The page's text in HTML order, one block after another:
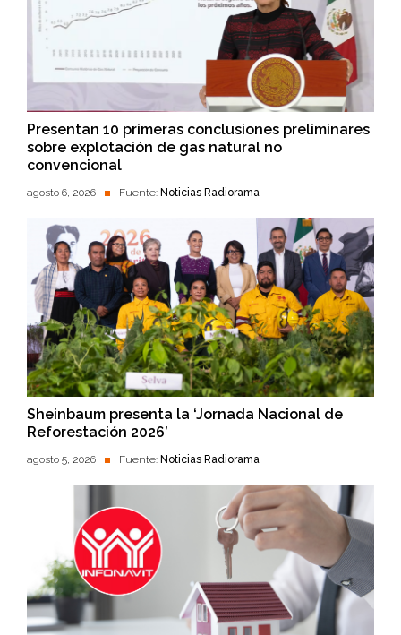
Presentan 10 primeras conclusiones preliminares
sobre explotación de gas natural no
convencional
agosto 6, 2026 Fuente: Noticias Radiorama
Sheinbaum presenta la ‘Jornada Nacional de
Reforestación 2026’
agosto 5, 2026 Fuente: Noticias Radiorama